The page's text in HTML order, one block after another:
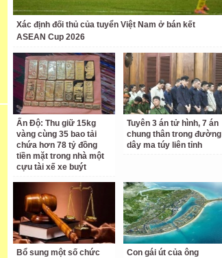
Xác định đối thủ của tuyển Việt Nam ở bán kết
ASEAN Cup 2026
Ấn Độ: Thu giữ 15kg
vàng cùng 35 bao tải
chứa hơn 78 tỷ đồng
tiền mặt trong nhà một
cựu tài xế xe buýt
Tuyên 3 án tử hình, 7 án
chung thân trong đường
dây ma túy liên tỉnh
Bổ sung một số chức
Con gái út của ông